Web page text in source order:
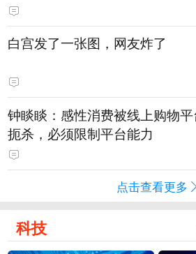
白宫发了一张图，网友炸了
钟睒睒：感性消费被线上购物平
扼杀，必须限制平台能力
点击查看更多
科技